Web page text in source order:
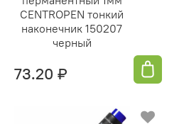
СENTROPEN тонкий
наконечник 150207
черный
73.20 ₽